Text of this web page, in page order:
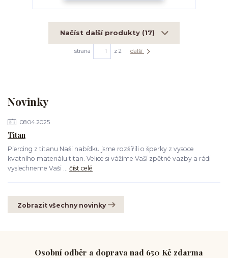
Novinky
08.04.2025
Titan
Piercing z titanu Naši nabídku jsme rozšířili o šperky z vysoce
kvatního materiálu titan. Velice si vážíme Vaší zpětné vazby a rádi
vyslechneme Vaši ... číst celé
Zobrazit všechny novinky
Načíst další produkty (17)
strana z 2 další
Osobní odběr a doprava nad 650 Kč zdarma